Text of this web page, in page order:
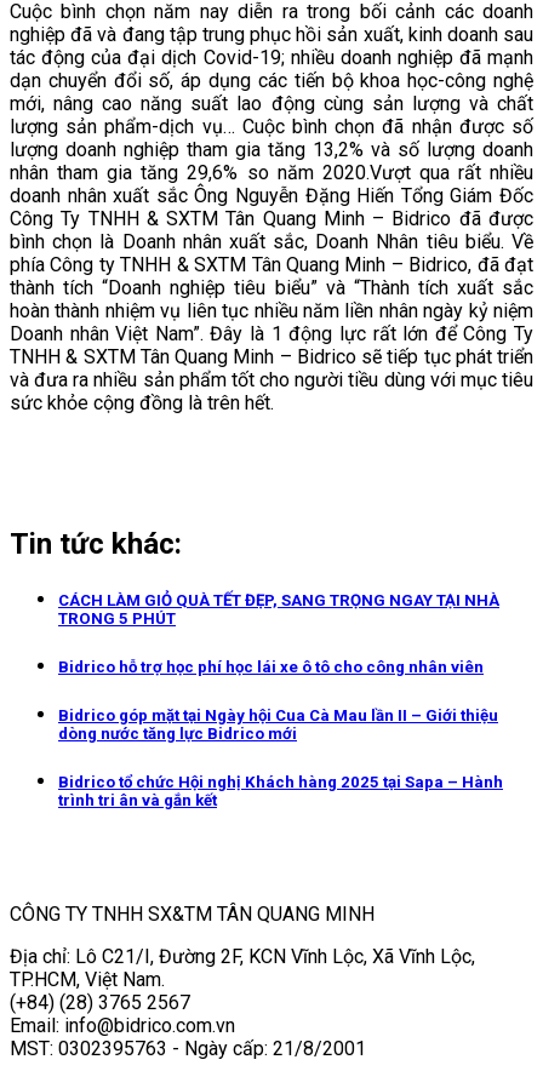
Cuộc bình chọn năm nay diễn ra trong bối cảnh các doanh
nghiệp đã và đang tập trung phục hồi sản xuất, kinh doanh sau
tác động của đại dịch Covid-19; nhiều doanh nghiệp đã mạnh
dạn chuyển đổi số, áp dụng các tiến bộ khoa học-công nghệ
mới, nâng cao năng suất lao động cùng sản lượng và chất
lượng sản phẩm-dịch vụ… Cuộc bình chọn đã nhận được số
lượng doanh nghiệp tham gia tăng 13,2% và số lượng doanh
nhân tham gia tăng 29,6% so năm 2020.Vượt qua rất nhiều
doanh nhân xuất sắc Ông Nguyễn Đặng Hiến Tổng Giám Đốc
Công Ty TNHH & SXTM Tân Quang Minh – Bidrico đã được
bình chọn là Doanh nhân xuất sắc, Doanh Nhân tiêu biểu. Về
phía Công ty TNHH & SXTM Tân Quang Minh – Bidrico, đã đạt
thành tích “Doanh nghiệp tiêu biểu” và “Thành tích xuất sắc
hoàn thành nhiệm vụ liên tục nhiều năm liền nhân ngày kỷ niệm
Doanh nhân Việt Nam”. Đây là 1 động lực rất lớn để Công Ty
TNHH & SXTM Tân Quang Minh – Bidrico sẽ tiếp tục phát triển
và đưa ra nhiều sản phẩm tốt cho người tiều dùng với mục tiêu
sức khỏe cộng đồng là trên hết.
Tin tức khác:
CÁCH LÀM GIỎ QUÀ TẾT ĐẸP, SANG TRỌNG NGAY TẠI NHÀ
TRONG 5 PHÚT
Bidrico hỗ trợ học phí học lái xe ô tô cho công nhân viên
Bidrico góp mặt tại Ngày hội Cua Cà Mau lần II – Giới thiệu
dòng nước tăng lực Bidrico mới
Bidrico tổ chức Hội nghị Khách hàng 2025 tại Sapa – Hành
trình tri ân và gắn kết
CÔNG TY TNHH SX&TM TÂN QUANG MINH
Địa chỉ: Lô C21/I, Đường 2F, KCN Vĩnh Lộc, Xã Vĩnh Lộc,
TP.HCM, Việt Nam.
(+84) (28) 3765 2567
Email: info@bidrico.com.vn
MST: 0302395763 - Ngày cấp: 21/8/2001